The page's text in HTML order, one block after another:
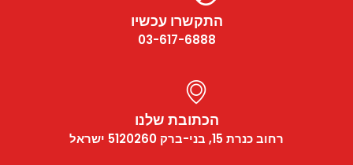
התקשרו עכשיו
03-617-6888
הכתובת שלנו
רחוב כנרת 15, בני-ברק 5120260 ישראל